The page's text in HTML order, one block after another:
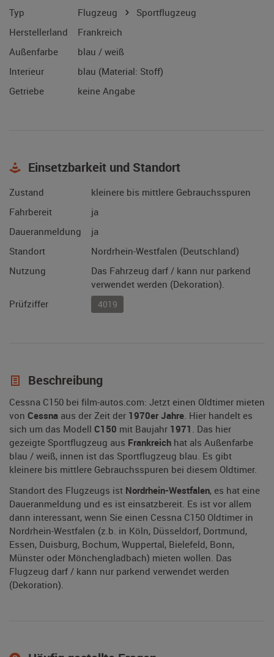
Typ
Flugzeug
Sportflugzeug
Herstellerland
Frankreich
Außenfarbe
blau / weiß
Interieur
blau (Material: Stoff)
Getriebe
keine Angabe
Einsetzbarkeit und Standort
Zustand
kleinere bis mittlere Gebrauchsspuren
Fahrbereit
ja
Daueranmeldung
ja
Standort
Nordrhein-Westfalen (Deutschland)
Nutzung
Das Fahrzeug darf / kann nur parkend
verwendet werden (Dekoration).
Prüfziffer
4019
Beschreibung
Cessna C150 bei film-autos.com: Jetzt einen Oldtimer mieten
von Cessna aus der Zeit der 1970er Jahre. Hier handelt es
sich um das Modell C150 mit Baujahr 1971 . Das hier
gezeigte Sportflugzeug aus Frankreich hat als Außenfarbe
blau / weiß, innen ist das Sportflugzeug blau. Es gibt
kleinere bis mittlere Gebrauchsspuren bei diesem Oldtimer.
Standort des Flugzeugs ist Nordrhein-Westfalen, es hat eine
Daueranmeldung und es ist einsatzbereit. Es ist vor allem
dann interessant, wenn Sie einen Cessna C150 Oldtimer in
Nordrhein-Westfalen (z.b. in Köln, Düsseldorf, Dortmund,
Essen, Duisburg, Bochum, Wuppertal, Bielefeld, Bonn,
Münster oder Mönchengladbach) mieten wollen. Das
Flugzeug darf / kann nur parkend verwendet werden
(Dekoration).